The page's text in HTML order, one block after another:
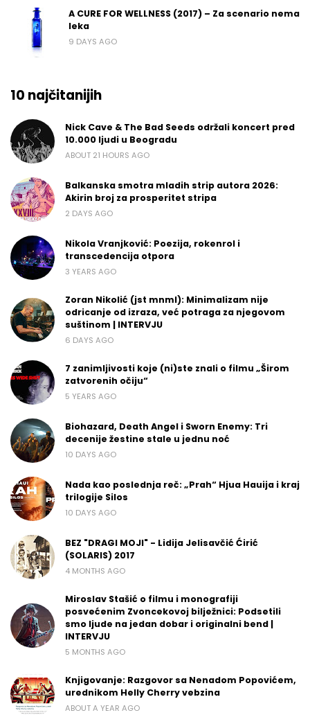
A CURE FOR WELLNESS (2017) – Za scenario nema
leka
9 DAYS AGO
10 najčitanijih
Nick Cave & The Bad Seeds održali koncert pred
10.000 ljudi u Beogradu
ABOUT 21 HOURS AGO
Balkanska smotra mladih strip autora 2026:
Akirin broj za prosperitet stripa
2 DAYS AGO
Nikola Vranjković: Poezija, rokenrol i
transcedencija otpora
3 YEARS AGO
Zoran Nikolić (jst mnml): Minimalizam nije
odricanje od izraza, već potraga za njegovom
suštinom | INTERVJU
6 DAYS AGO
7 zanimljivosti koje (ni)ste znali o filmu „Širom
zatvorenih očiju“
5 YEARS AGO
Biohazard, Death Angel i Sworn Enemy: Tri
decenije žestine stale u jednu noć
10 DAYS AGO
Nada kao poslednja reč: „Prah“ Hjua Hauija i kraj
trilogije Silos
10 DAYS AGO
BEZ "DRAGI MOJI" - Lidija Jelisavčić Ćirić
(SOLARIS) 2017
4 MONTHS AGO
Miroslav Stašić o filmu i monografiji
posvećenim Zvoncekovoj bilježnici: Podsetili
smo ljude na jedan dobar i originalni bend |
INTERVJU
5 MONTHS AGO
Knjigovanje: Razgovor sa Nenadom Popovićem,
urednikom Helly Cherry vebzina
ABOUT A YEAR AGO